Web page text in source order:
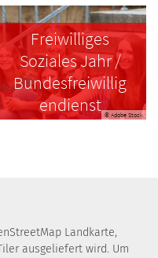
© Adobe Stock
Freiwilliges
Soziales Jahr /
Bundesfreiwillig
endienst
Landkarte,
ausgeliefert wird. Um